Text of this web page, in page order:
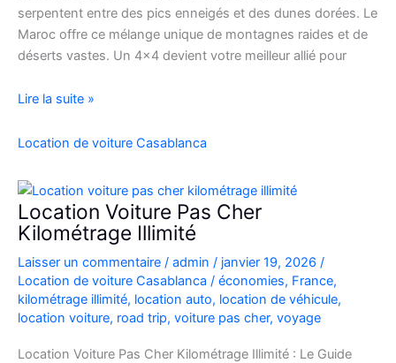
serpentent entre des pics enneigés et des dunes dorées. Le
Maroc offre ce mélange unique de montagnes raides et de
déserts vastes. Un 4×4 devient votre meilleur allié pour
location
voiture
au
Maroc
pour
explorer
l’Atlas
et
le
Lire la suite »
Location de voiture Casablanca
Location Voiture Pas Cher
Kilométrage Illimité
Laisser un commentaire / admin / janvier 19, 2026 /
Location de voiture Casablanca / économies, France,
kilométrage illimité, location auto, location de véhicule,
location voiture, road trip, voiture pas cher, voyage
Location Voiture Pas Cher Kilométrage Illimité : Le Guide